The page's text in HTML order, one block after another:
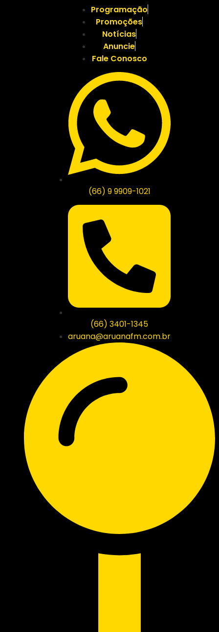
Programação
Promoções
Notícias
Anuncie
Fale Conosco
(66) 9 9909-1021
(66) 3401-1345
aruana@aruanafm.com.br